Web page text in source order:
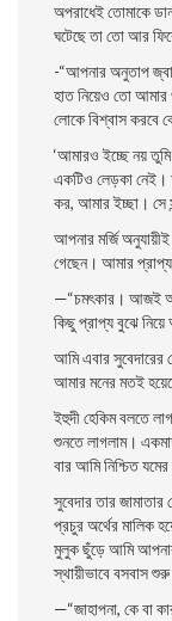
অপরাধেই তােমাকে
ঘটেছে তা তাে আর
-“আপনার অনুতাপ
হাত নিয়েও তাে
লােকে বিশ্বাস করবে
‘আমারও ইচ্ছে নয়
একটিও লেড়কা নেই।
কর, আমার ইচ্ছা। সে
আপনার মর্জি
গেছেন। আমার
—“চমৎকার। আজই
কিছু প্রাপ্য বুঝে নিয়ে
আমি এবার সুবেদারের
আমার মনের মতই
ইহুদী হেকিম বলতে
শুনতে লাগলাম।
বার আমি নিশ্চিত
সুবেদার তার
প্রচুর অর্থের মালিক
মুলুক ছুঁড়ে আমি আপনার
স্থায়ীভাবে বসবাস
—“জাহাপনা, কে বা